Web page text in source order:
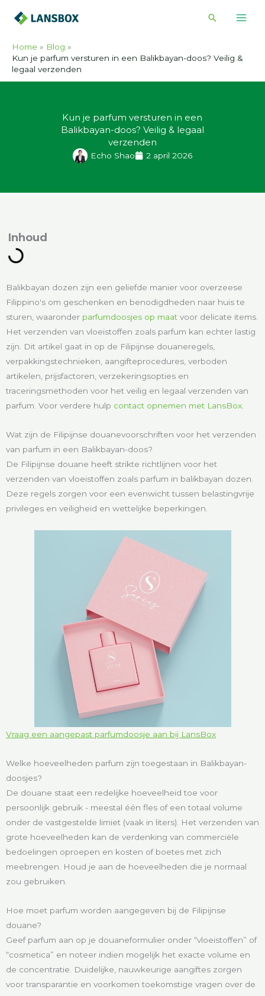
naar
inhoud
Zoeken
Home
Blog
Kun je parfum versturen in een Balikbayan-doos? Veilig &
legaal verzenden
Kun je parfum versturen in een
Balikbayan-doos? Veilig & legaal
verzenden
Echo Shao 2 april 2026
Balikbayan dozen zijn een geliefde manier voor overzeese
Filippino's om geschenken en benodigdheden naar huis te
sturen, waaronder parfumdoosjes op maat voor delicate items.
Het verzenden van vloeistoffen zoals parfum kan echter lastig
zijn. Dit artikel gaat in op de Filipijnse douaneregels,
verpakkingstechnieken, aangifteprocedures, verboden
artikelen, prijsfactoren, verzekeringsopties en
traceringsmethoden voor het veilig en legaal verzenden van
parfum. Voor verdere hulp contact opnemen met LansBox
Wat zijn de Filipijnse douanevoorschriften voor het verzenden
van parfum in een Balikbayan-doos?
De Filipijnse douane heeft strikte richtlijnen voor het
verzenden van vloeistoffen zoals parfum in balikbayan dozen.
Deze regels zorgen voor een evenwicht tussen belastingvrije
privileges en veiligheid en wettelijke beperkingen.
Vraag een aangepast parfumdoosje aan bij LansBox
Welke hoeveelheden parfum zijn toegestaan in Balikbayan-
doosjes?
De douane staat een redelijke hoeveelheid toe voor
persoonlijk gebruik - meestal één fles of een totaal volume
onder de vastgestelde limiet (vaak in liters). Het verzenden van
grote hoeveelheden kan de verdenking van commerciële
bedoelingen oproepen en kosten of boetes met zich
meebrengen. Houd je aan de hoeveelheden die je normaal
zou gebruiken.
Hoe moet parfum worden aangegeven bij de Filipijnse
douane?
Geef parfum aan op je douaneformulier onder “vloeistoffen” of
“cosmetica” en noteer indien mogelijk het exacte volume en
de concentratie. Duidelijke, nauwkeurige aangiftes zorgen
voor transparantie en voorkomen toekomstige vragen over de